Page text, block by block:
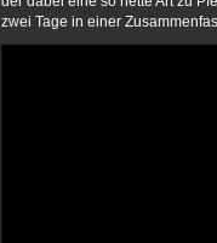
zwei Tage in einer